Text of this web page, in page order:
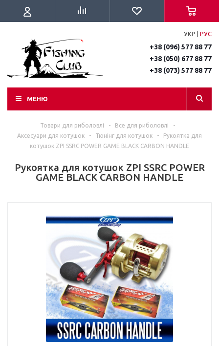
УКР РУС
+38 (096) 577 88 77
+38 (050) 677 88 77
+38 (073) 577 88 77
МЕНЮ
Товари для риболовлі - Все для риболовлі
-
Аксесуари для котушок
- Тюнінг для котушок -
Рукоятка для
котушок ZPI SSRC POWER GAME BLACK CARBON HANDLE
Рукоятка для котушок ZPI SSRC POWER
GAME BLACK CARBON HANDLE